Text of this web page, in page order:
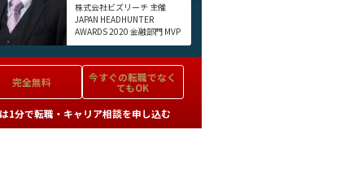
株式会社ビズリーチ 主催
JAPAN HEADHUNTER
AWARDS 2020 金融部門 MVP
完全無料 今すぐの転職でなく
てもOK
1分で転職・キャリア相談を申し込む